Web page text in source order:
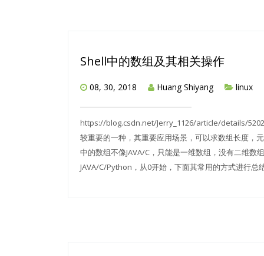
Shell中的数组及其相关操作
08, 30, 2018 Huang Shiyang linux
https://blog.csdn.net/Jerry_1126/article/details/
较重要的一种，其重要应用场景，可以求数组长度，
中的数组不像JAVA/C，只能是一维数组，没有二维
JAVA/C/Python，从0开始，下面其常用的方式进行总